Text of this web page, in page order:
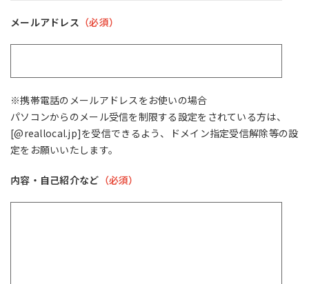
メールアドレス （必須）
※携帯電話のメールアドレスをお使いの場合
パソコンからのメール受信を制限する設定をされている方は、
[@reallocal.jp]を受信できるよう、ドメイン指定受信解除等の設
定をお願いいたします。
内容・自己紹介など （必須）